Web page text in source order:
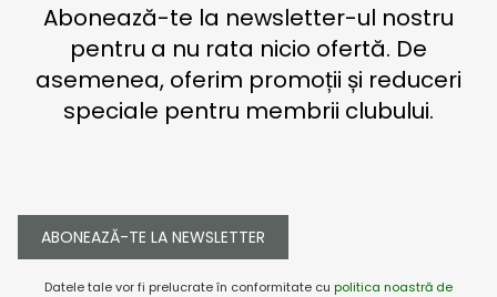
Abonează-te la newsletter-ul nostru
pentru a nu rata nicio ofertă. De
asemenea, oferim promoții și reduceri
speciale pentru membrii clubului.
ABONEAZĂ-TE LA NEWSLETTER
Datele tale vor fi prelucrate în conformitate cu politica noastră de